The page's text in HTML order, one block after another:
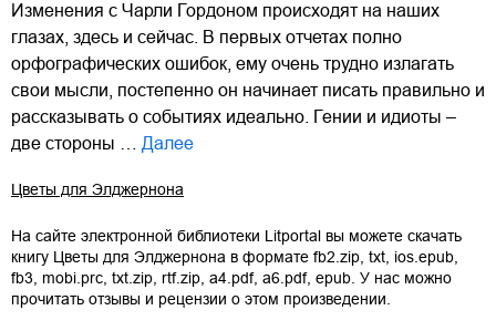
Изменения с Чарли Гордоном происходят на наших
глазах, здесь и сейчас. В первых отчетах полно
орфографических ошибок, ему очень трудно излагать
свои мысли, постепенно он начинает писать правильно и
рассказывать о событиях идеально. Гении и идиоты –
две стороны …
Далее
Цветы для Элджернона
На сайте электронной библиотеки Litportal вы можете скачать
книгу Цветы для Элджернона в формате fb2.zip, txt, ios.epub,
fb3, mobi.prc, txt.zip, rtf.zip, a4.pdf, a6.pdf, epub. У нас можно
прочитать отзывы и рецензии о этом произведении.